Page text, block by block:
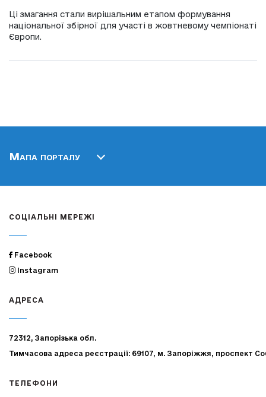
Ці змагання стали вирішальним етапом формування
національної збірної для участі в жовтневому чемпіонаті
Європи.
Мапа порталу
СОЦІАЛЬНІ МЕРЕЖІ
Facebook
Instagram
АДРЕСА
72312, Запорізька обл.
Тимчасова адреса реєстрації: 69107, м. Запоріжжя, проспект
ТЕЛЕФОНИ